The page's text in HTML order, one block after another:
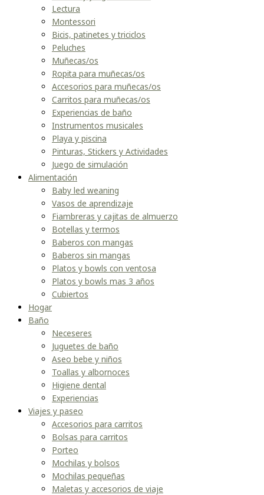
Lectura
Montessori
Bicis, patinetes y triciclos
Peluches
Muñecas/os
Ropita para muñecas/os
Accesorios para muñecas/os
Carritos para muñecas/os
Experiencias de baño
Instrumentos musicales
Playa y piscina
Pinturas, Stickers y Actividades
Juego de simulación
Alimentación
Baby led weaning
Vasos de aprendizaje
Fiambreras y cajitas de almuerzo
Botellas y termos
Baberos con mangas
Baberos sin mangas
Platos y bowls con ventosa
Platos y bowls mas 3 años
Cubiertos
Hogar
Baño
Neceseres
Juguetes de baño
Aseo bebe y niños
Toallas y albornoces
Higiene dental
Experiencias
Viajes y paseo
Accesorios para carritos
Bolsas para carritos
Porteo
Mochilas y bolsos
Mochilas pequeñas
Maletas y accesorios de viaje